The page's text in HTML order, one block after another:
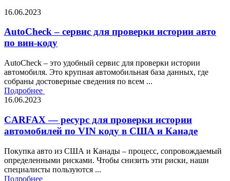
16.06.2023
AutoCheck – сервис для проверки истории авто
по вин-коду
AutoCheck – это удобный сервис для проверки истории
автомобиля. Это крупная автомобильная база данных, где
собраны достоверные сведения по всем ...
Подробнее
16.06.2023
CARFAX — ресурс для проверки истории
автомобилей по VIN коду в США и Канаде
Покупка авто из США и Канады – процесс, сопровождаемый
определенными рисками. Чтобы снизить эти риски, наши
специалисты пользуются ...
Подробнее